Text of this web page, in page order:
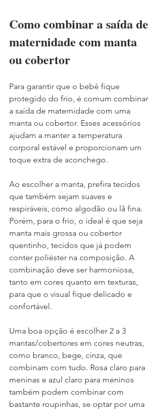
Como combinar a saída de
maternidade com manta
ou cobertor
Para garantir que o bebê fique
protegido do frio, é comum combinar
a saída de maternidade com uma
manta ou cobertor. Esses acessórios
ajudam a manter a temperatura
corporal estável e proporcionam um
toque extra de aconchego.
Ao escolher a manta, prefira tecidos
que também sejam suaves e
respiráveis, como algodão ou lã fina.
Porém, para o frio, o ideal é que seja
manta mais grossa ou cobertor
quentinho, tecidos que já podem
conter poliéster na composição. A
combinação deve ser harmoniosa,
tanto em cores quanto em texturas,
para que o visual fique delicado e
confortável.
Uma boa opção é escolher 2 a 3
mantas/cobertores em cores neutras,
como branco, bege, cinza, que
combinam com tudo. Rosa claro para
meninas e azul claro para meninos
também podem combinar com
bastante roupinhas, se optar por uma